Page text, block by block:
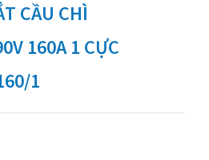
CẦU CHÌ
160A 1 CỰC
1